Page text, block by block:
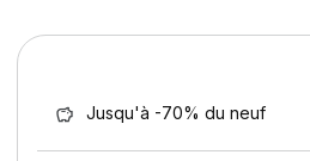
Jusqu'à -70% du neuf